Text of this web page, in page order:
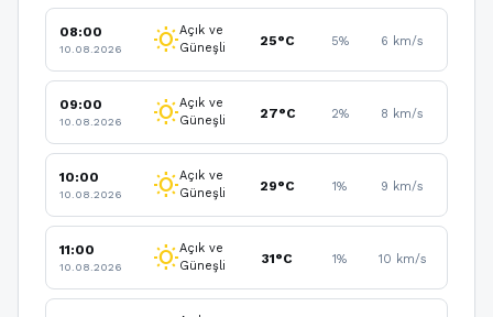
08:00
10.08.2026 wb_sunnyAçık ve
Güneşli
25°C 5% 6 km/s
09:00
10.08.2026 wb_sunnyAçık ve
Güneşli
27°C 2% 8 km/s
10:00
10.08.2026 wb_sunnyAçık ve
Güneşli
29°C 1% 9 km/s
11:00
10.08.2026 wb_sunnyAçık ve
Güneşli
31°C 1% 10 km/s